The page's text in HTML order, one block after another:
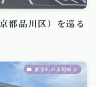
都品川区）を巡る
東京都の斎場紹介